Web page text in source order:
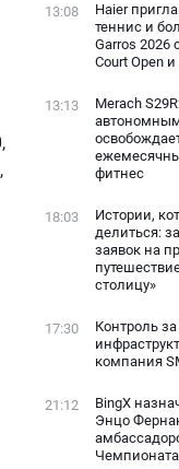
13:08
Haier
теннис и
Garros 2026
Court Open
13:13
Merach
фитнес
18:03
Истории,
делиться:
заявок на
столицу»
17:30
Контроль
компания
21:12
BingX
Энцо